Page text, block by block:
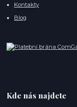
Kontakty
Blog
Kde nás najdete